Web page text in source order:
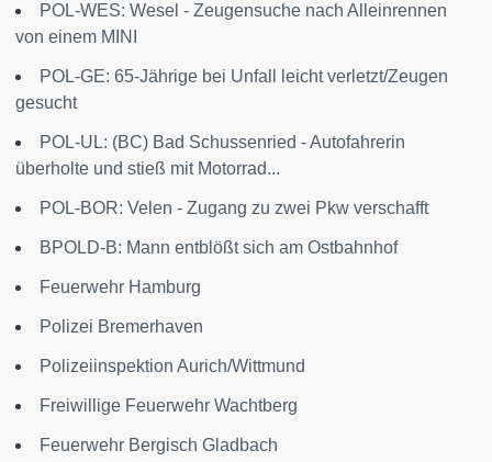
POL-WES: Wesel - Zeugensuche nach Alleinrennen
von einem MINI
POL-GE: 65-Jährige bei Unfall leicht verletzt/Zeugen
gesucht
POL-UL: (BC) Bad Schussenried - Autofahrerin
überholte und stieß mit Motorrad...
POL-BOR: Velen - Zugang zu zwei Pkw verschafft
BPOLD-B: Mann entblößt sich am Ostbahnhof
Feuerwehr Hamburg
Polizei Bremerhaven
Polizeiinspektion Aurich/Wittmund
Freiwillige Feuerwehr Wachtberg
Feuerwehr Bergisch Gladbach